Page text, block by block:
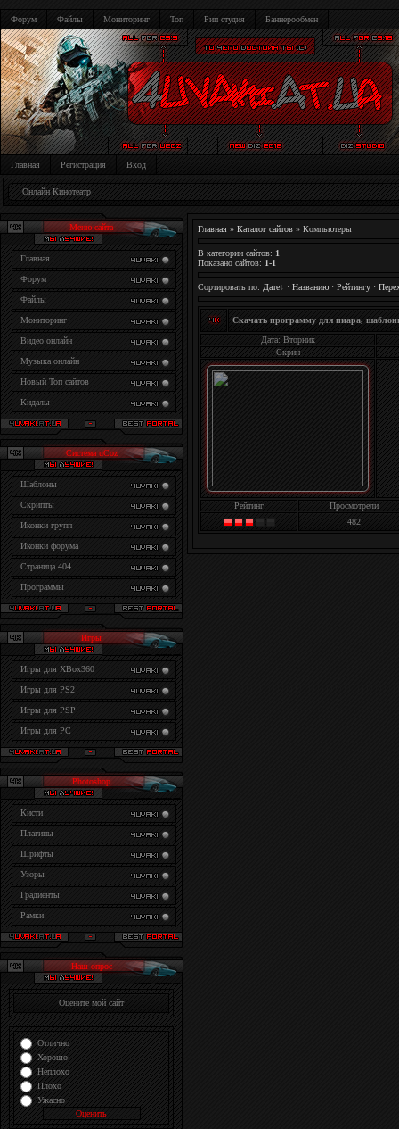
Форум Файлы Мониторинг Топ Рип студия Баннерообмен
Главная Регистрация Вход
Онлайн Кинотеатр
Меню сайта
Главная
Форум
Файлы
Мониторинг
Видео онлайн
Музыка онлайн
Новый Топ сайтов
Кидалы
Система uCoz
Шаблоны
Скрипты
Иконки групп
Иконки форума
Страница 404
Программы
Игры
Игры для XBox360
Игры для PS2
Игры для PSP
Игры для PC
Photoshop
Кисти
Плагины
Шрифты
Узоры
Градиенты
Рамки
Наш опрос
Оцените мой сайт
Отлично
Хорошо
Неплохо
Плохо
Ужасно
Главная » Каталог сайтов » Компьютеры
В категории сайтов: 1
Показано сайтов: 1-1
Сортировать по: Дате · Названию · Рейтингу ·
Скачать программу для пиара,
Дата: Вторник
Скрин
Рейтинг
Просмотрели
482